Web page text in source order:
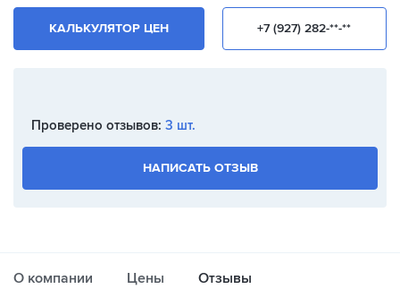
+7 (927) 282-**-**
КАЛЬКУЛЯТОР ЦЕН
Проверено отзывов: 3 шт.
НАПИСАТЬ ОТЗЫВ
О компании Цены Отзывы